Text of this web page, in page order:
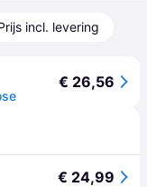
incl. levering
€ 26,56
€ 24,99